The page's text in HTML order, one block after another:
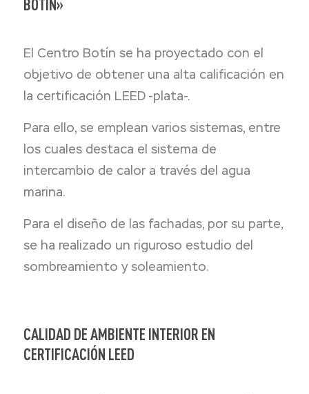
BOTÍN»
El Centro Botín se ha proyectado con el
objetivo de obtener una alta calificación en
la certificación LEED -plata-.
Para ello, se emplean varios sistemas, entre
los cuales destaca el sistema de
intercambio de calor a través del agua
marina.
Para el diseño de las fachadas, por su parte,
se ha realizado un riguroso estudio del
sombreamiento y soleamiento.
CALIDAD DE AMBIENTE INTERIOR EN
CERTIFICACIÓN LEED